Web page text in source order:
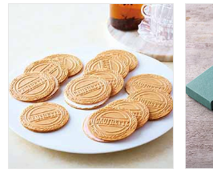
東京風月堂 ゴーフレット 36枚入
小